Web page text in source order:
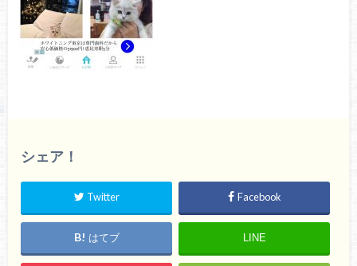
シェア！
Twitter Facebook
はてブ LINE